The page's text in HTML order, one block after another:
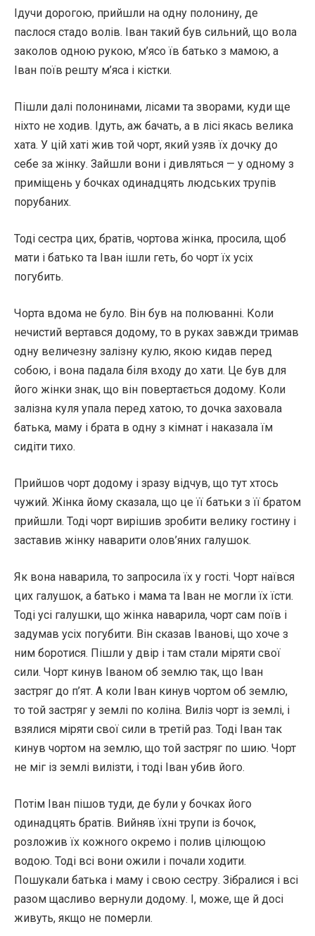
Ідучи дорогою, прийшли на одну полонину, де
паслося стадо волів. Іван такий був сильний, що вола
заколов одною рукою, м’ясо їв батько з мамою, а
Іван поїв решту м’яса і кістки.
Пішли далі полонинами, лісами та зворами, куди ще
ніхто не ходив. Ідуть, аж бачать, а в лісі якась велика
хата. У цій хаті жив той чорт, який узяв їх дочку до
себе за жінку. Зайшли вони і дивляться — у одному з
приміщень у бочках одинадцять людських трупів
порубаних.
Тоді сестра цих, братів, чортова жінка, просила, щоб
мати і батько та Іван ішли геть, бо чорт їх усіх
погубить.
Чорта вдома не було. Він був на полюванні. Коли
нечистий вертався додому, то в руках завжди тримав
одну величезну залізну кулю, якою кидав перед
собою, і вона падала біля входу до хати. Це був для
його жінки знак, що він повертається додому. Коли
залізна куля упала перед хатою, то дочка заховала
батька, маму і брата в одну з кімнат і наказала їм
сидіти тихо.
Прийшов чорт додому і зразу відчув, що тут хтось
чужий. Жінка йому сказала, що це її батьки з її братом
прийшли. Тоді чорт вирішив зробити велику гостину і
заставив жінку наварити олов’яних галушок.
Як вона наварила, то запросила їх у гості. Чорт наївся
цих галушок, а батько і мама та Іван не могли їх їсти.
Тоді усі галушки, що жінка наварила, чорт сам поїв і
задумав усіх погубити. Він сказав Іванові, що хоче з
ним боротися. Пішли у двір і там стали міряти свої
сили. Чорт кинув Іваном об землю так, що Іван
застряг до п’ят. А коли Іван кинув чортом об землю,
то той застряг у землі по коліна. Виліз чорт із землі, і
взялися міряти свої сили в третій раз. Тоді Іван так
кинув чортом на землю, що той застряг по шию. Чорт
не міг із землі вилізти, і тоді Іван убив його.
Потім Іван пішов туди, де були у бочках його
одинадцять братів. Вийняв їхні трупи із бочок,
розложив їх кожного окремо і полив цілющою
водою. Тоді всі вони ожили і почали ходити.
Пошукали батька і маму і свою сестру. Зібралися і всі
разом щасливо вернули додому. І, може, ще й досі
живуть, якщо не померли.